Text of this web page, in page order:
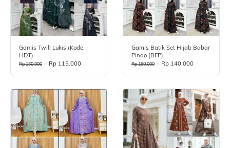
Gamis Twill Lukis (Kode:
HDT)
Rp 130.000 > Rp 115.000
Gamis Batik Set Hijab Babar
Pindo (BFP)
Rp 160.000 > Rp 140.000